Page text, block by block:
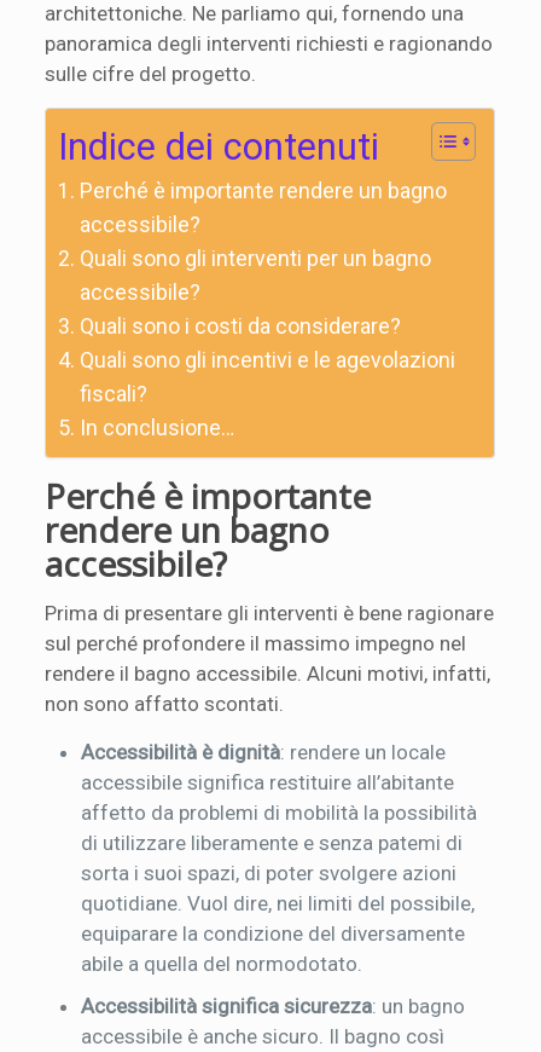
architettoniche. Ne parliamo qui, fornendo una
panoramica degli interventi richiesti e ragionando
sulle cifre del progetto.
Indice dei contenuti
Perché è importante rendere un bagno
accessibile?
Quali sono gli interventi per un bagno
accessibile?
Quali sono i costi da considerare?
Quali sono gli incentivi e le agevolazioni
fiscali?
In conclusione…
Perché è importante
rendere un bagno
accessibile?
Prima di presentare gli interventi è bene ragionare
sul perché profondere il massimo impegno nel
rendere il bagno accessibile. Alcuni motivi, infatti,
non sono affatto scontati.
Accessibilità è dignità: rendere un locale
accessibile significa restituire all’abitante
affetto da problemi di mobilità la possibilità
di utilizzare liberamente e senza patemi di
sorta i suoi spazi, di poter svolgere azioni
quotidiane. Vuol dire, nei limiti del possibile,
equiparare la condizione del diversamente
abile a quella del normodotato.
Accessibilità significa sicurezza: un bagno
accessibile è anche sicuro. Il bagno così